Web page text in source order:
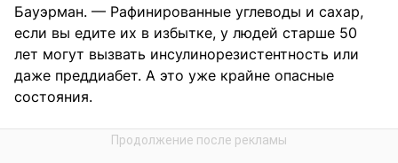
Бауэрман. — Рафинированные углеводы и сахар,
если вы едите их в избытке, у людей старше 50
лет могут вызвать инсулинорезистентность или
даже преддиабет. А это уже крайне опасные
состояния.